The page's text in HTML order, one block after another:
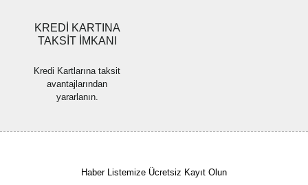
KREDİ KARTINA
TAKSİT İMKANI
Kredi Kartlarına taksit
avantajlarından
yararlanın.
Haber Listemize Ücretsiz Kayıt Olun